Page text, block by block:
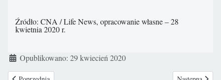
Źródło: CNA / Life News, opracowanie własne – 28
kwietnia 2020 r.
Szczegóły
Opublikowano: 29 kwiecień 2020